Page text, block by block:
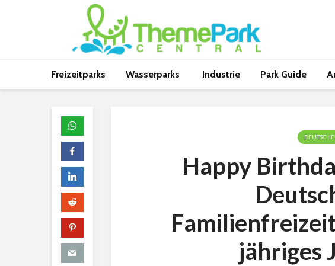
Freizeitparks Wasserparks Industrie Park Guide
Happy
jähriges